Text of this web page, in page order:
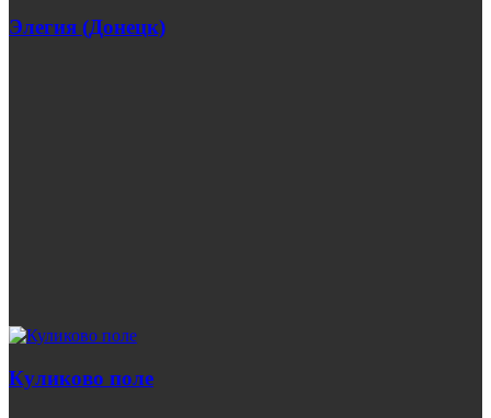
Элегия (Донецк)
Куликово поле